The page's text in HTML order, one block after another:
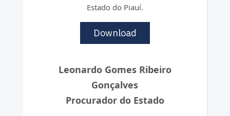
Estado do Piauí.
Download
Leonardo Gomes Ribeiro
Gonçalves
Procurador do Estado